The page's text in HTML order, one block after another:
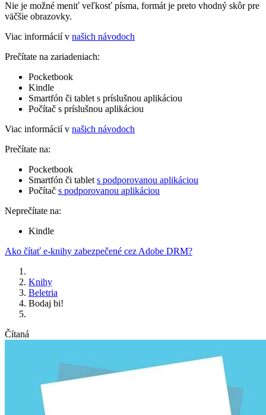
Nie je možné meniť veľkosť písma, formát je preto vhodný skôr pre
väčšie obrazovky.
Viac informácií v našich návodoch
Prečítate na zariadeniach:
Pocketbook
Kindle
Smartfón či tablet s príslušnou aplikáciou
Počítač s príslušnou aplikáciou
Viac informácií v našich návodoch
Prečítate na:
Pocketbook
Smartfón či tablet s podporovanou aplikáciou
Počítač s podporovanou aplikáciou
Neprečítate na:
Kindle
Ako čítať e-knihy zabezpečené cez Adobe DRM?
Knihy
Beletria
Bodaj bi!
Čítaná